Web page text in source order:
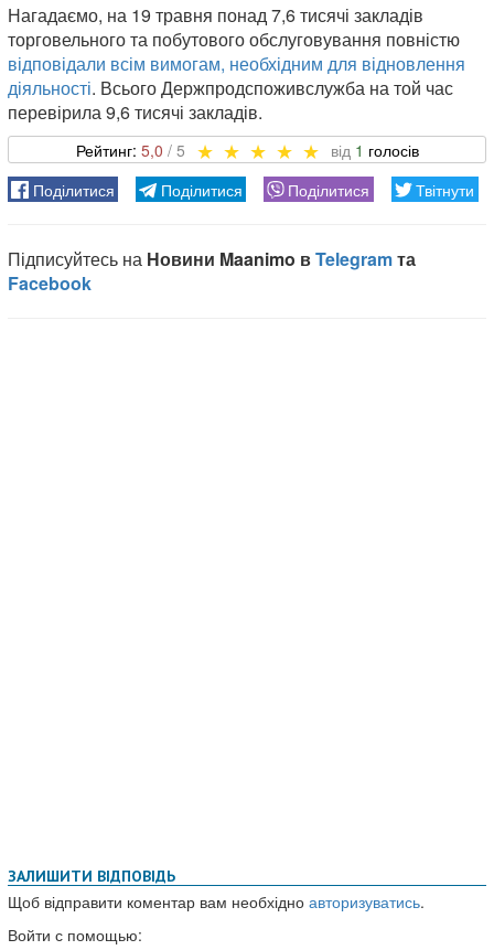
Нагадаємо, на 19 травня понад 7,6 тисячі закладів
торговельного та побутового обслуговування повністю
відповідали всім вимогам, необхідним для відновлення
діяльності. Всього Держпродспоживслужба на той час
перевірила 9,6 тисячі закладів.
5,0 1
ЗАЛИШИТИ ВІДПОВІДЬ
Щоб відправити коментар вам необхідно авторизуватись.
Войти с помощью: